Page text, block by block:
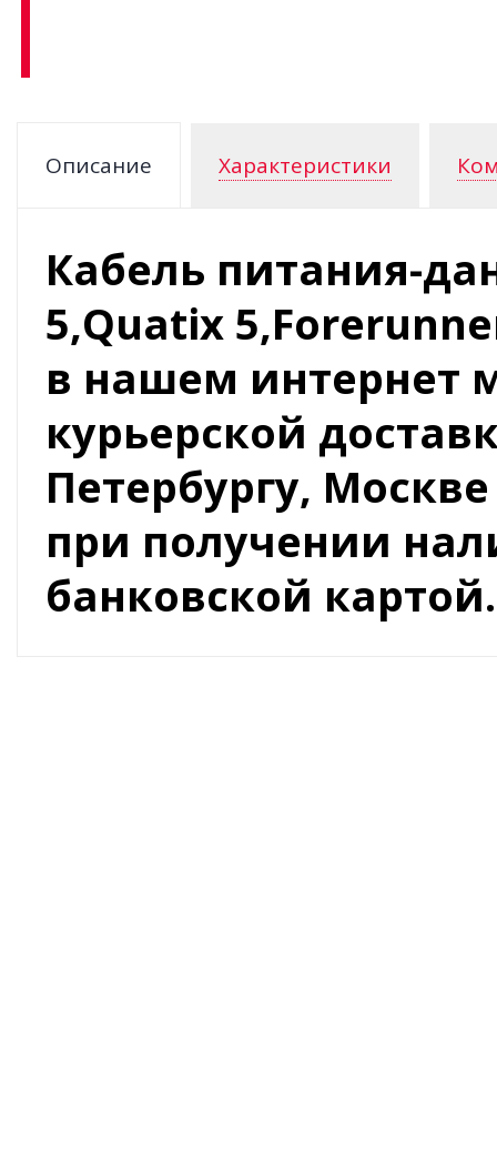
Описание Характеристики
Кабель питания-
5,Quatix
в нашем интернет
курьерской
Петербургу,
при получении
банковской картой.